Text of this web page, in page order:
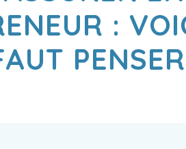
:
PENSER